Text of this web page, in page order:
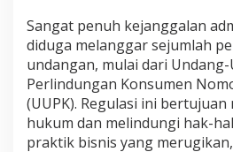
a
d
a
p
K
o
n
s
Sangat penuh kejanggalan
diduga melanggar sejumlah
undangan, mulai dari
Perlindungan Konsumen
(UUPK). Regulasi ini
hukum dan melindungi hak-
praktik bisnis yang